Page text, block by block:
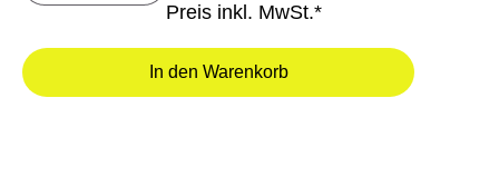
Preis inkl. MwSt.*
In den Warenkorb